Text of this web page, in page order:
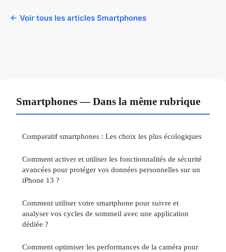
← Voir tous les articles Smartphones
Smartphones — Dans la même rubrique
Comparatif smartphones : Les choix les plus écologiques
Comment activer et utiliser les fonctionnalités de sécurité
avancées pour protéger vos données personnelles sur un
iPhone 13 ?
Comment utiliser votre smartphone pour suivre et
analyser vos cycles de sommeil avec une application
dédiée ?
Comment optimiser les performances de la caméra pour